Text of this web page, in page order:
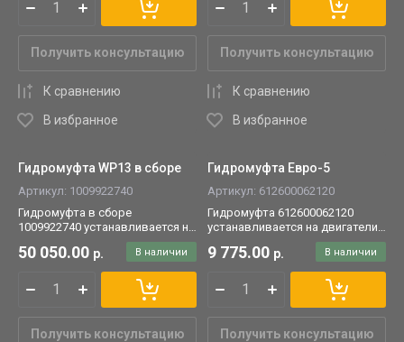
Получить консультацию
К сравнению
В избранное
Получить консультацию
К сравнению
В избранное
Гидромуфта WP13 в сборе
Артикул: 1009922740
Гидромуфта в сборе
1009922740 устанавливается на
В наличии
50 050.00 р.
Получить консультацию
Гидромуфта Евро-5
Артикул: 612600062120
Гидромуфта 612600062120
устанавливается на двигатели
В наличии
9 775.00 р.
Получить консультацию